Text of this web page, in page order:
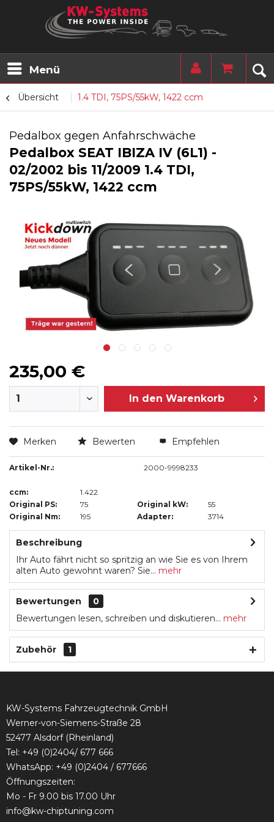
Menü
Übersicht 1.4 TDI, 75PS/55kW, 1422 ccm
Pedalbox gegen Anfahrschwäche
Pedalbox SEAT IBIZA IV (6L1) -
02/2002 bis 11/2009 1.4 TDI,
75PS/55kW, 1422 ccm
235,00 €
In den Warenkorb
Merken Bewerten Empfehlen
Artikel-Nr.: 2000-9998233
ccm:
1.422
Original PS:
75 Original kW:
55
Original Nm:
195 Adapter: 3714
Beschreibung
Ihr Auto fährt nicht so spritzig an wie Sie es von Ihrem
alten Auto gewohnt waren? Sie... mehr
Bewertungen
0
Bewertungen lesen, schreiben und diskutieren... mehr
Zubehör 1
KW-Systems Fahrzeugtechnik GmbH
Werner-von-Siemens-Straße 28
52477 Alsdorf (Rheinland)
Tel: +49 (0)2404/ 677 666
WhatsApp: +49 (0)2404 / 677666
Öffnungszeiten:
Mo - Fr 9.00 bis 17.00 Uhr
info@kw-chiptuning.com